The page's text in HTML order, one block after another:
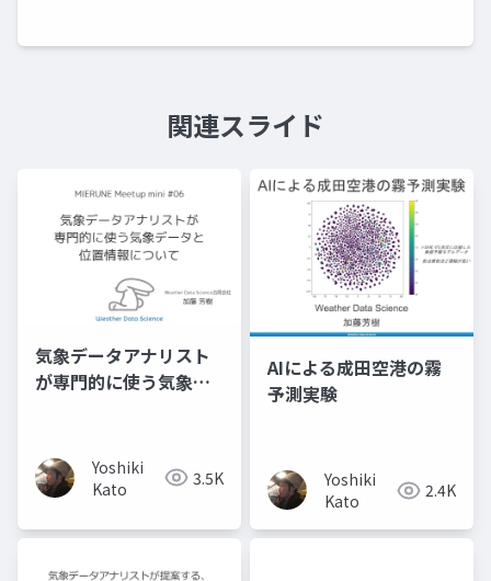
関連スライド
気象データアナリスト
が専門的に使う気象デ
Yoshiki
Kato
3.5K
AIによる成田空港の霧
予測実験
Yoshiki
Kato
2.4K